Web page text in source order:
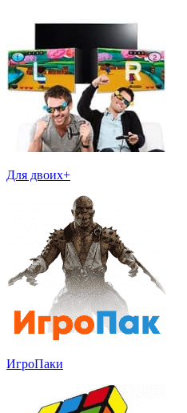
Для двоих+
ИгроПаки